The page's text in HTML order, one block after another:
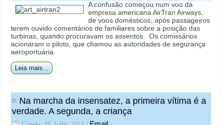
A confusão começou num voo da
empresa americana AirTran Airways,
de voos domésticos, após passageiros
terem ouvido comentários de familiares sobre a posição das
turbinas, quando procuravam os assentos. Os comissários
acionaram o piloto, que chamou as autoridades de segurança
aeroportuária.
Leia mais...
Na marcha da insensatez, a primeira ví­tima é a
verdade. A segunda, a criança